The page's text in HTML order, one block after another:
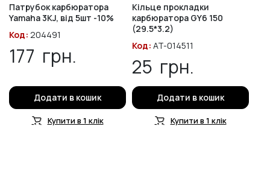
Патрубок карбюратора
Yamaha 3KJ, від 5шт -10%
Код: 204491
177 грн.
Додати в кошик
Купити в 1 клік
Кільце прокладки
карбюратора GY6 150
(29.5*3.2)
Код: AT-014511
25 грн.
Додати в кошик
Купити в 1 клік